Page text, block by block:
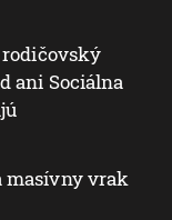
rodičovský
ani Sociálna
masívny vrak